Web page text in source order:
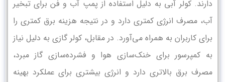
دارند. کولر آبی به دلیل استفاده از پمپ آب و فن برای تبخیر
آب، مصرف انرژی کمتری دارد و در نتیجه هزینه برق کمتری را
برای کاربران به همراه می‌آورد. در مقابل، کولر گازی به دلیل نیاز
به کمپرسور برای خنک‌سازی هوا و فشرده‌سازی گاز مبرد،
مصرف برق بالاتری دارد و انرژی بیشتری برای عملکرد بهینه